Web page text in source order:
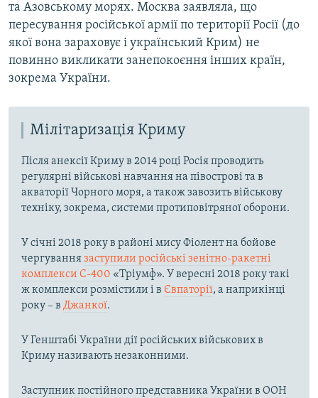
та Азовському морях. Москва заявляла, що
пересування російської армії по території Росії (до
якої вона зараховує і український Крим) не
повинно викликати занепокоєння інших країн,
зокрема України.
Мілітаризація Криму
Після анексії Криму в 2014 році Росія проводить
регулярні військові навчання на півострові та в
акваторії Чорного моря, а також завозить військову
техніку, зокрема, системи протиповітряної оборони.
У січні 2018 року в районі мису Фіолент на бойове
чергуваннязаступили російські зенітно-ракетні
комплекси С-400 «Тріумф». У вересні 2018 року такі
ж комплекси розмістили і в Євпаторії, а наприкінці
року – в Джанкої.
У Генштабі України дії російських військових в
Криму називають незаконними.
Заступник постійного представника України в ООН